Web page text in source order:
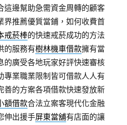
這邊幫助急需資金周轉的顧客
界推薦優質當鋪，如何收費首
戒菸棒的快速戒菸成功的方法
的服務有樹林機車借款擁有當
的廣受各地玩家好評快速審核
專業職業限制皆可借款人人有
善的方案各項借款快速發放新
額借款合法立案客現代化金融
伸出援手屏東當舖有店面的讓